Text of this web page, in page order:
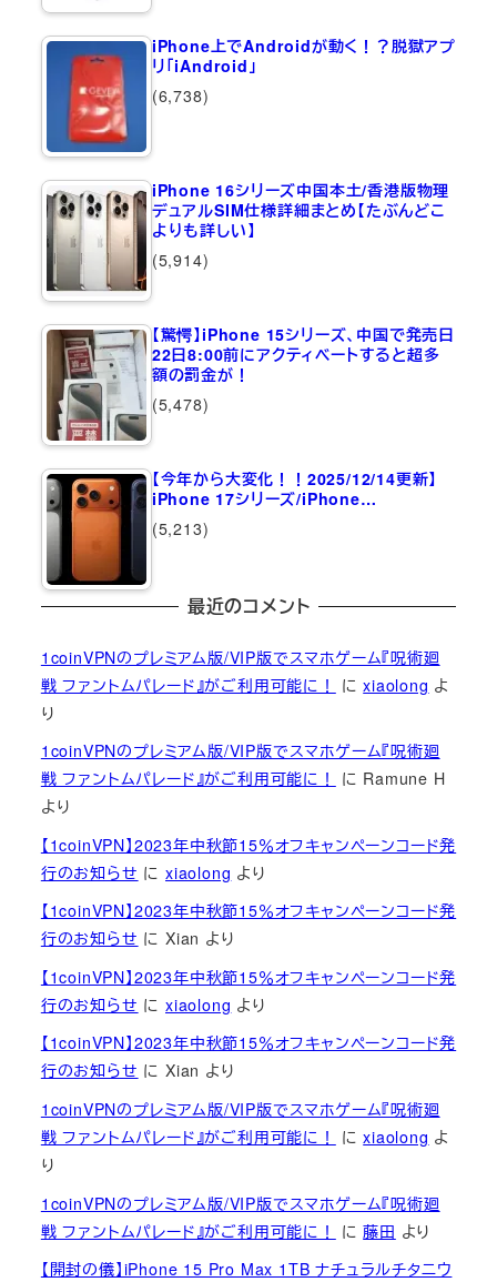
iPhone上でAndroidが動く！？脱獄アプ
リ「iAndroid」
(6,738)
iPhone 16シリーズ中国本土/香港版物理
デュアルSIM仕様詳細まとめ【たぶんどこ
よりも詳しい】
(5,914)
【驚愕】iPhone 15シリーズ、中国で発売日
22日8:00前にアクティベートすると超多
額の罰金が！
(5,478)
【今年から大変化！！2025/12/14更新】
iPhone 17シリーズ/iPhone…
(5,213)
最近のコメント
1coinVPNのプレミアム版/VIP版でスマホゲーム『呪術廻
戦 ファントムパレード』がご利用可能に！
にxiaolong よ
り
1coinVPNのプレミアム版/VIP版でスマホゲーム『呪術廻
戦 ファントムパレード』がご利用可能に！
に Ramune H
より
【1coinVPN】2023年中秋節15％オフキャンペーンコード発
行のお知らせ にxiaolong より
【1coinVPN】2023年中秋節15％オフキャンペーンコード発
行のお知らせ にXian より
【1coinVPN】2023年中秋節15％オフキャンペーンコード発
行のお知らせ にxiaolong より
【1coinVPN】2023年中秋節15％オフキャンペーンコード発
行のお知らせ にXian より
1coinVPNのプレミアム版/VIP版でスマホゲーム『呪術廻
戦 ファントムパレード』がご利用可能に！
にxiaolong よ
り
1coinVPNのプレミアム版/VIP版でスマホゲーム『呪術廻
戦 ファントムパレード』がご利用可能に！
に藤田 より
【開封の儀】iPhone 15 Pro Max 1TB ナチュラルチタニウ